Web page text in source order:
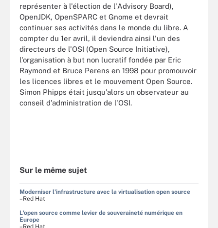
représenter à l'élection de l'Advisory Board),
OpenJDK, OpenSPARC et Gnome et devrait
continuer ses activités dans le monde du libre. A
compter du 1er avril, il deviendra ainsi l'un des
directeurs de l'OSI (Open Source Initiative),
l'organisation à but non lucratif fondée par Eric
Raymond et Bruce Perens en 1998 pour promouvoir
les licences libres et le mouvement Open Source.
Simon Phipps était jusqu'alors un observateur au
conseil d'administration de l'OSI.
Sur le même sujet
Moderniser l'infrastructure avec la virtualisation open source
–Red Hat
L'open source comme levier de souveraineté numérique en
Europe
–Red Hat